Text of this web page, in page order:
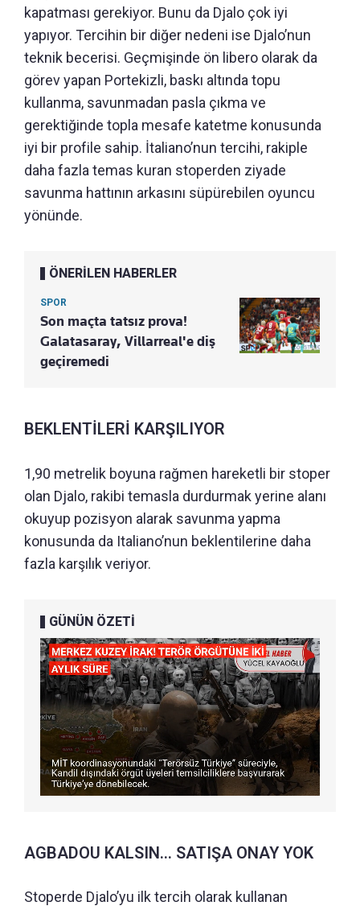
kapatması gerekiyor. Bunu da Djalo çok iyi
yapıyor. Tercihin bir diğer nedeni ise Djalo’nun
teknik becerisi. Geçmişinde ön libero olarak da
görev yapan Portekizli, baskı altında topu
kullanma, savunmadan pasla çıkma ve
gerektiğinde topla mesafe katetme konusunda
iyi bir profile sahip. İtaliano’nun tercihi, rakiple
daha fazla temas kuran stoperden ziyade
savunma hattının arkasını süpürebilen oyuncu
yönünde.
ÖNERİLEN HABERLER
SPOR
Son maçta tatsız prova!
Galatasaray, Villarreal'e diş
geçiremedi
BEKLENTİLERİ KARŞILIYOR
1,90 metrelik boyuna rağmen hareketli bir stoper
olan Djalo, rakibi temasla durdurmak yerine alanı
okuyup pozisyon alarak savunma yapma
konusunda da Italiano’nun beklentilerine daha
fazla karşılık veriyor.
GÜNÜN ÖZETİ
AGBADOU KALSIN... SATIŞA ONAY YOK
Stoperde Djalo’yu ilk tercih olarak kullanan